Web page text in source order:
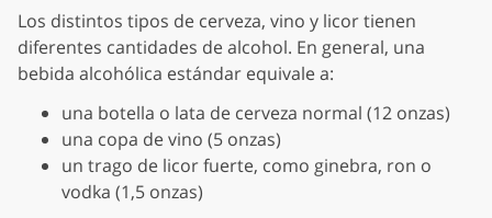
Los distintos tipos de cerveza, vino y licor tienen
diferentes cantidades de alcohol. En general, una
bebida alcohólica estándar equivale a:
una botella o lata de cerveza normal (12 onzas)
una copa de vino (5 onzas)
un trago de licor fuerte, como ginebra, ron o
vodka (1,5 onzas)